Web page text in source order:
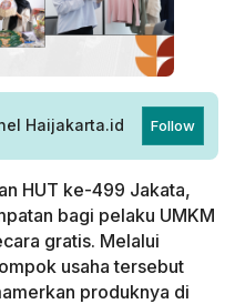
Haijakarta.id Follow
HUT ke-499 Jakata,
bagi pelaku UMKM
gratis. Melalui
usaha tersebut
produknya di